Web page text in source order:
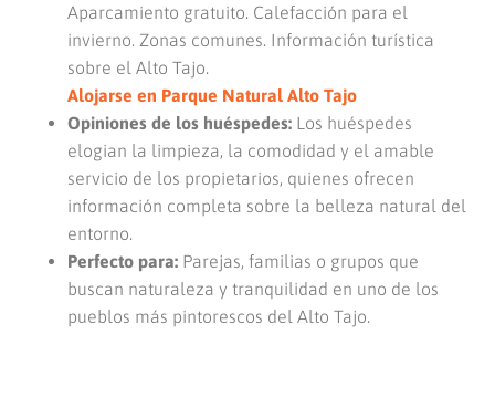
Aparcamiento gratuito. Calefacción para el
invierno. Zonas comunes. Información turística
sobre el Alto Tajo.
Alojarse en Parque Natural Alto Tajo
Opiniones de los huéspedes: Los huéspedes
elogian la limpieza, la comodidad y el amable
servicio de los propietarios, quienes ofrecen
información completa sobre la belleza natural del
entorno.
Perfecto para: Parejas, familias o grupos que
buscan naturaleza y tranquilidad en uno de los
pueblos más pintorescos del Alto Tajo.